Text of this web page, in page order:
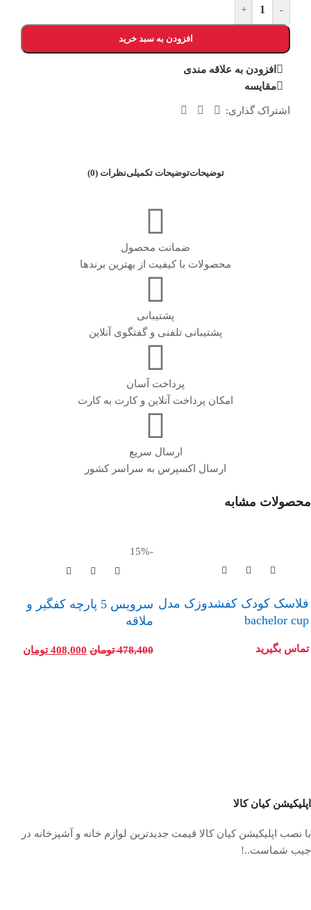
-
+
افزودن به سبد خرید
افزودن به علاقه مندی
مقایسه
اشتراک گذاری:
توضیحاتتوضیحات تکمیلینظرات (0)
ضمانت محصول
محصولات با کیفیت از بهترین برندها
پشتیبانی
پشتیبانی تلفنی و گفتگوی آنلاین
پرداخت آسان
امکان پرداخت آنلاین و کارت به کارت
ارسال سریع
ارسال اکسپرس به سراسر کشور
محصولات مشابه
فلاسک کودک کفشدوزک مدل
bachelor cup
تماس بگیرید
-15%
سرویس 5 پارچه کفگیر و
ملاقه
478,400 تومان 408,000 تومان
اپلیکیشن کیان کالا
با نصب اپلیکیشن کیان کالا قیمت جدیدترین لوازم خانه و آشپزخانه در
جیب شماست..!